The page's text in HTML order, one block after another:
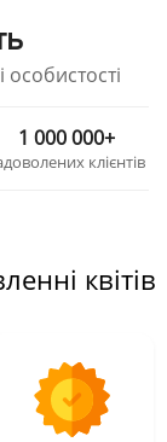
особистості
1 000 000+
клієнтів
квітів